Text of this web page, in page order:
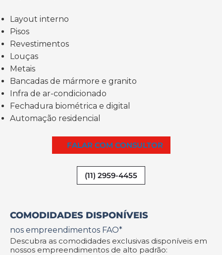
Layout interno
Pisos
Revestimentos
Louças
Metais
Bancadas de mármore e granito
Infra de ar-condicionado
Fechadura biométrica e digital
Automação residencial
FALAR COM CONSULTOR
(11) 2959-4455
COMODIDADES DISPONÍVEIS
nos empreendimentos FAO*
Descubra as comodidades exclusivas disponíveis em
nossos empreendimentos de alto padrão: